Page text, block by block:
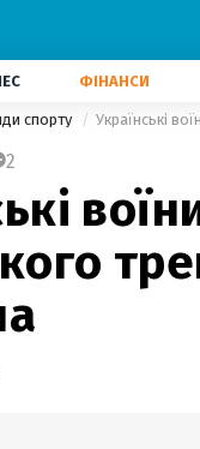
ФІНАНСИ
спорту Українські
2